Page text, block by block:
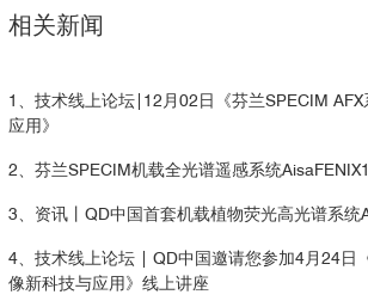
transmittance imaging.Plant
sensed data in a dryland catchment in the
in Scots pine wood.Wood Science
相关新闻
1、技术线上论坛|12月02日《芬兰SPECIM
应用》
2、芬兰SPECIM机载全光谱遥感系统
3、资讯丨QD中国首套机载植物荧光高光谱系统
4、技术线上论坛 | QD中国邀请您参加4月24日
像新科技与应用》线上讲座